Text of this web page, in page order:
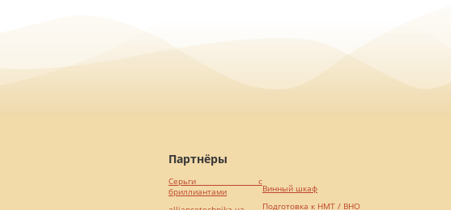
Партнёры
Серьги с
бриллиантами
Винный шкаф
Подготовка к НМТ / ВНО